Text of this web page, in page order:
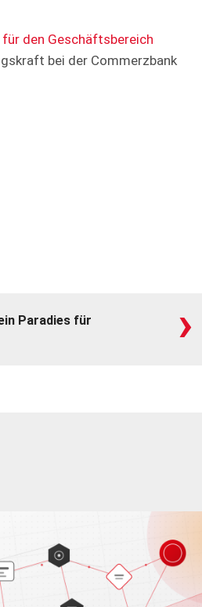
den Geschäftsbereich
bei der Commerzbank
Paradies für ›